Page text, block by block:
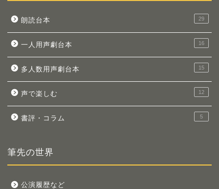
朗読台本 29
一人用声劇台本 16
多人数用声劇台本 15
声で楽しむ 12
書評・コラム 5
筆先の世界
公演履歴など